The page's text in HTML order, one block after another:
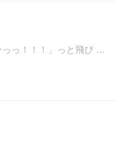
っ！！！」っと飛び ...